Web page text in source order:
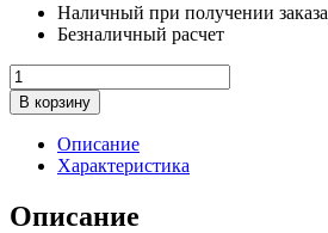
Наличный при получении заказа
Безналичный расчет
Количество
товара
Блок
бесперебойного
питания
ББП-50
(пластик)
В корзину
Описание
Характеристика
Описание